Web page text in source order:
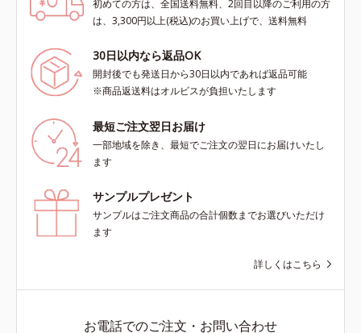
初めての方は、全国送料無料、2回目以降のご利用の方
は、3,300円以上(税込)のお買い上げで、送料無料
30日以内なら返品OK
開封後でも発送日から30日以内であれば返品可能
※商品返送料はオルビスが負担いたします
最短ご注文翌日お届け
一部地域を除き、最短でご注文の翌日にお届けいたし
ます
サンプルプレゼント
サンプルはご注文商品の合計個数までお選びいただけ
ます
詳しくはこちら
お電話でのご注文・お問い合わせ